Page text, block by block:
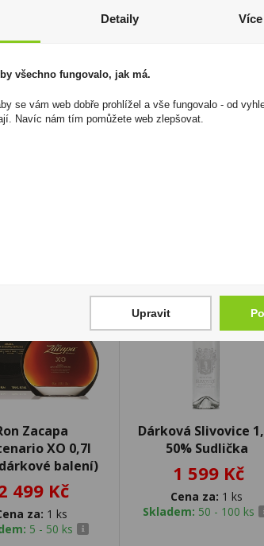
cukry:
0,05 g
0,1 g
že jsou informace o výrobcích pravidelně
za jakékoliv nesprávné informace. To však
Tyto informace jsou podávány pouze pro
bez předchozího souhlasu DonPealo ani
Zacapa
XO 0,7l
balení)
499 Kč
za: 1 ks
5 - 50 ks
Dárková Slivovice
50% Sudlička
1 599 Kč
Cena za: 1 ks
Skladem: 50 - 100 ks
Detaily
všechno fungovalo, jak má.
se vám web dobře prohlížel a vše fungovalo - od
Navíc nám tím pomůžete web zlepšovat.
Upravit